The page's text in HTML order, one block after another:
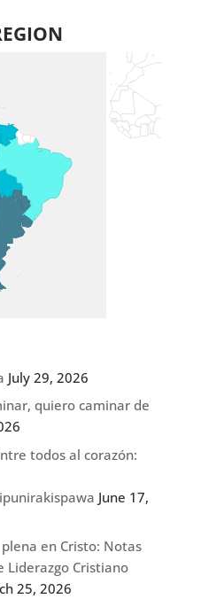
July 29, 2026
quiero caminar de
todos al corazón:
June 17,
en Cristo: Notas
Liderazgo Cristiano
25, 2026